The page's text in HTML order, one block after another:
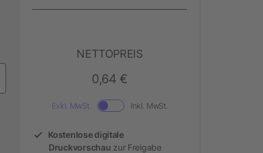
NETTOPREIS
0,64 €
Exkl. MwSt. Inkl. MwSt.
Kostenlose digitale
Druckvorschau zur Freigabe